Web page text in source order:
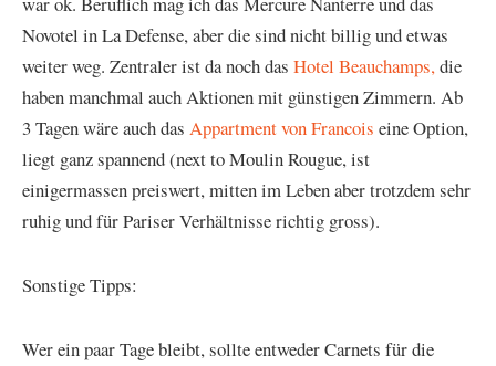
Novotel in La Defense, aber die sind nicht billig und etwas
weiter weg. Zentraler ist da noch das Hotel Beauchamps,die
haben manchmal auch Aktionen mit günstigen Zimmern. Ab
3 Tagen wäre auch das Appartment von Francois eine Option,
liegt ganz spannend (next to Moulin Rougue, ist
einigermassen preiswert, mitten im Leben aber trotzdem sehr
ruhig und für Pariser Verhältnisse richtig gross).
Sonstige Tipps:
Wer ein paar Tage bleibt, sollte entweder Carnets für die